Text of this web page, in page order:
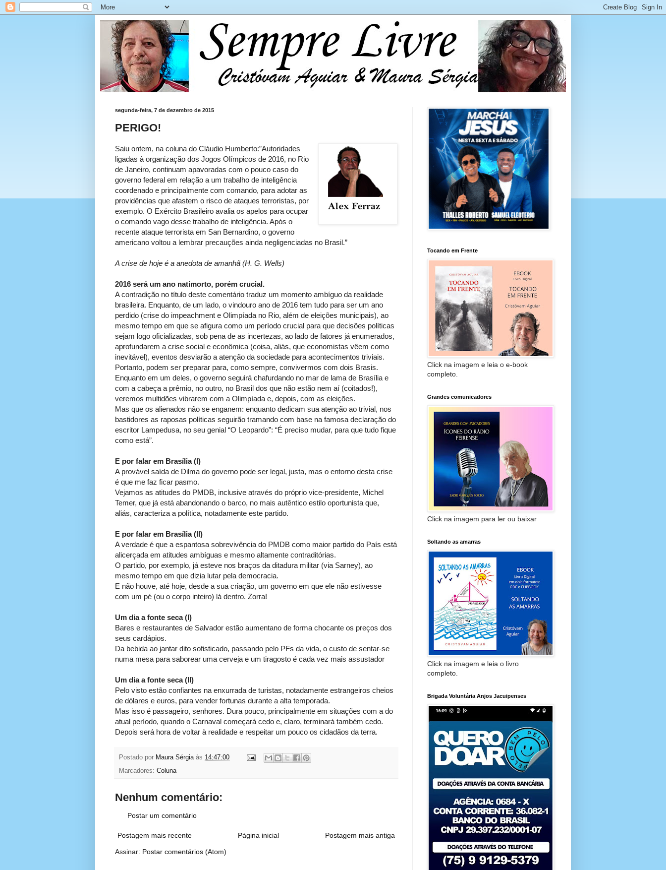
segunda-feira, 7 de dezembro de 2015
PERIGO!
Saiu ontem, na coluna do Cláudio Humberto:”Autoridades
ligadas à organização dos Jogos Olímpicos de 2016, no Rio
de Janeiro, continuam apavoradas com o pouco caso do
governo federal em relação a um trabalho de inteligência
coordenado e principalmente com comando, para adotar as
providências que afastem o risco de ataques terroristas, por
exemplo. O Exército Brasileiro avalia os apelos para ocupar
o comando vago desse trabalho de inteligência. Após o
recente ataque terrorista em San Bernardino, o governo
americano voltou a lembrar precauções ainda negligenciadas no Brasil.”
A crise de hoje é a anedota de amanhã (H. G. Wells)
2016 será um ano natimorto, porém crucial.
A contradição no título deste comentário traduz um momento ambíguo da realidade
brasileira. Enquanto, de um lado, o vindouro ano de 2016 tem tudo para ser um ano
perdido (crise do impeachment e Olimpíada no Rio, além de eleições municipais), ao
mesmo tempo em que se afigura como um período crucial para que decisões políticas
sejam logo oficializadas, sob pena de as incertezas, ao lado de fatores já enumerados,
aprofundarem a crise social e econômica (coisa, aliás, que economistas vêem como
inevitável), eventos desviarão a atenção da sociedade para acontecimentos triviais.
Portanto, podem ser preparar para, como sempre, convivermos com dois Brasis.
Enquanto em um deles, o governo seguirá chafurdando no mar de lama de Brasília e
com a cabeça a prêmio, no outro, no Brasil dos que não estão nem aí (coitados!),
veremos multidões vibrarem com a Olimpíada e, depois, com as eleições.
Mas que os alienados não se enganem: enquanto dedicam sua atenção ao trivial, nos
bastidores as raposas políticas seguirão tramando com base na famosa declaração do
escritor Lampedusa, no seu genial “O Leopardo”: “É preciso mudar, para que tudo fique
como está”.
E por falar em Brasília (I)
A provável saída de Dilma do governo pode ser legal, justa, mas o entorno desta crise
é que me faz ficar pasmo.
Vejamos as atitudes do PMDB, inclusive através do próprio vice-presidente, Michel
Temer, que já está abandonando o barco, no mais autêntico estilo oportunista que,
aliás, caracteriza a política, notadamente este partido.
E por falar em Brasília (II)
A verdade é que a espantosa sobrevivência do PMDB como maior partido do País está
alicerçada em atitudes ambíguas e mesmo altamente contraditórias.
O partido, por exemplo, já esteve nos braços da ditadura militar (via Sarney), ao
mesmo tempo em que dizia lutar pela democracia.
E não houve, até hoje, desde a sua criação, um governo em que ele não estivesse
com um pé (ou o corpo inteiro) lá dentro. Zorra!
Um dia a fonte seca (I)
Bares e restaurantes de Salvador estão aumentano de forma chocante os preços dos
seus cardápios.
Da bebida ao jantar dito sofisticado, passando pelo PFs da vida, o custo de sentar-se
numa mesa para saborear uma cerveja e um tiragosto é cada vez mais assustador
Um dia a fonte seca (II)
Pelo visto estão confiantes na enxurrada de turistas, notadamente estrangeiros cheios
de dólares e euros, para vender fortunas durante a alta temporada.
Mas isso é passageiro, senhores. Dura pouco, principalmente em situações com a do
atual período, quando o Carnaval começará cedo e, claro, terminará também cedo.
Depois será hora de voltar à realidade e respeitar um pouco os cidadãos da terra.
Postado por Maura Sérgia às 14:47:00
Marcadores: Coluna
Nenhum comentário:
Postar um comentário
Postagem mais recente Postagem mais antiga
Página inicial
Assinar: Postar comentários (Atom)
Tocando em Frente
Click na imagem e leia o e-book
completo.
Grandes comunicadores
Click na imagem para ler ou baixar
Soltando as amarras
Click na imagem e leia o livro
completo.
Brigada Voluntária Anjos Jacuipenses